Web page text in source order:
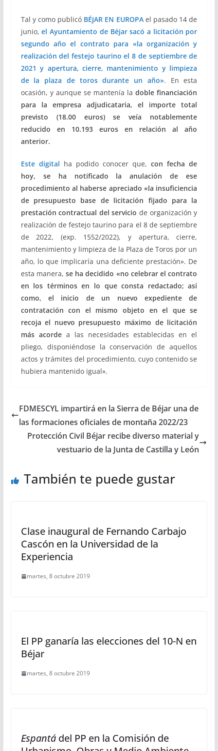
Tal y como publicó BÉJAR EN EUROPAel pasado 14 de
junio,el Ayuntamiento de Béjar sacó a licitación por
segundo año el contrato para «la organización y
realización del festejo taurino el 8 de septiembre de
2021 y apertura, cierre, mantenimiento y limpieza
de la plaza de toros durante un año». En esta
ocasión, y aunque se mantenía ladoble financiación
para la empresa adjudicataria, el importe total
previsto (18.00 euros) se veía notablemente
reducido en 10.193 euros
en relación al año
anterior.
Este digital ha podido conocer que,con fecha de
hoy, se ha notificado la anulación de ese
procedimiento al haberse apreciado «la insuficiencia
de presupuesto base de licitación fijado para la
prestación contractual del servicio de organización y
realización de festejo taurino para el 8 de septiembre
de 2022, (exp. 1552/2022), y apertura, cierre,
mantenimiento y limpieza de la Plaza de Toros por un
año, lo que implicaría una deficiente prestación». De
esta manera,se ha decidido «no celebrar el contrato
en los términos en lo que consta redactado; así
como, el inicio de un nuevo expediente de
contratación con el mismo objeto en el que se
recoja el nuevo presupuesto máximo de licitación
más acordea las necesidades establecidas en el
pliego, disponiéndose la conservación de aquellos
actos y trámites del procedimiento, cuyo contenido se
hubiera mantenido igual».
FDMESCYL impartirá en la Sierra de Béjar una de
las formaciones oficiales de montaña 2022/23
Protección Civil Béjar recibe diverso material y
vestuario de la Junta de Castilla y León
También te puede gustar
Clase inaugural de Fernando Carbajo
Cascón en la Universidad de la
Experiencia
martes, 8 octubre 2019
El PP ganaría las elecciones del 10-N en
Béjar
martes, 8 octubre 2019
Espantádel PP en la Comisión de